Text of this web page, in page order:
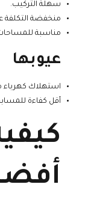
سهلة التركيب.
منخفضة التكلفة
مناسبة
عيوبها
استهلاك كهرباء
أقل كفاءة